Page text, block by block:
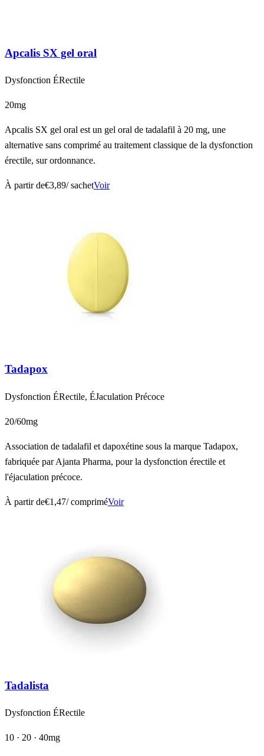
Apcalis SX gel oral
Dysfonction ÉRectile
20mg
Apcalis SX gel oral est un gel oral de tadalafil à 20 mg, une
alternative sans comprimé au traitement classique de la dysfonction
érectile, sur ordonnance.
À partir de€3,89/ sachetVoir
Tadapox
Dysfonction ÉRectile, ÉJaculation Précoce
20/60mg
Association de tadalafil et dapoxétine sous la marque Tadapox,
fabriquée par Ajanta Pharma, pour la dysfonction érectile et
l'éjaculation précoce.
À partir de€1,47/ compriméVoir
Tadalista
Dysfonction ÉRectile
10 · 20 · 40mg